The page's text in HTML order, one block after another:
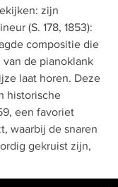
zijn
(S. 178, 1853):
compositie die
de pianoklank
laat horen. Deze
historische
een favoriet
waarbij de snaren
gekruist zijn,